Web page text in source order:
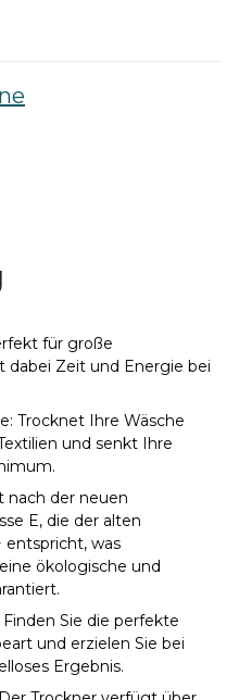
für große
dabei Zeit und Energie bei
Trocknet Ihre Wäsche
und senkt Ihre
nach der neuen
E, die der alten
entspricht, was
ökologische und
Sie die perfekte
und erzielen Sie bei
Ergebnis.